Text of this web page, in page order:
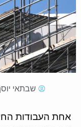
שבתאי
אחת העבודות